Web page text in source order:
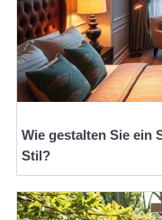
Wie gestalten Sie ein
Stil?